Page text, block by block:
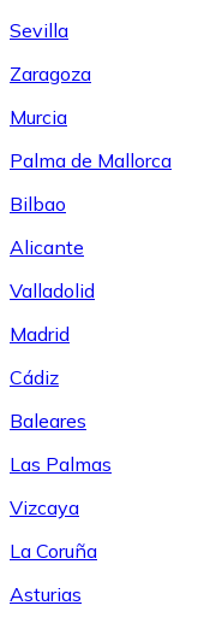
Sevilla
Zaragoza
Murcia
Palma de Mallorca
Bilbao
Alicante
Valladolid
Madrid
Cádiz
Baleares
Las Palmas
Vizcaya
La Coruña
Asturias